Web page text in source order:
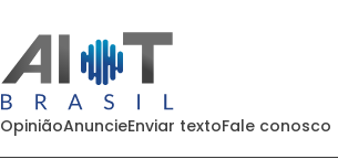
OpiniãoAnuncieEnviar textoFale conosco